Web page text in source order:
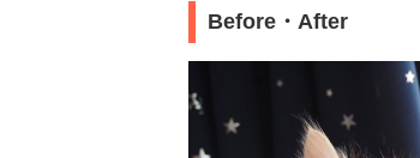
Before・After